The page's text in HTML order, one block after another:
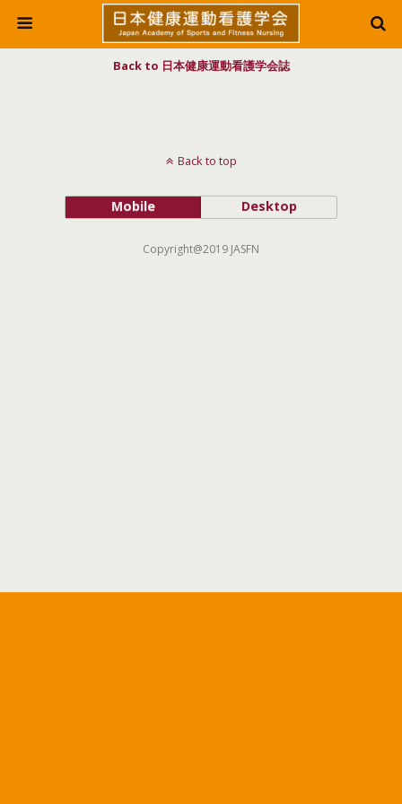
Back to 日本健康運動看護学会誌
Back to top
Mobile Desktop
Copyright@2019 JASFN